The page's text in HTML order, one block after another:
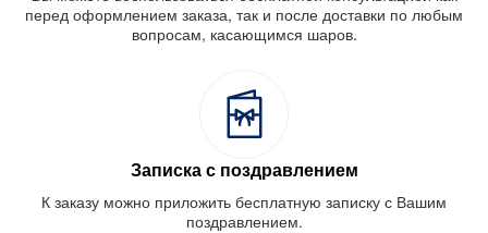
перед оформлением заказа, так и после доставки по любым
вопросам, касающимся шаров.
Записка с поздравлением
К заказу можно приложить бесплатную записку с Вашим
поздравлением.